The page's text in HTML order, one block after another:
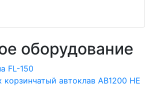
оборудование
FL-150
корзинчатый автоклав АВ1200 HE